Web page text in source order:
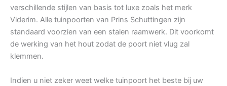
verschillende stijlen van basis tot luxe zoals het merk
Viderim. Alle tuinpoorten van Prins Schuttingen zijn
standaard voorzien van een stalen raamwerk. Dit voorkomt
de werking van het hout zodat de poort niet vlug zal
klemmen.
Indien u niet zeker weet welke tuinpoort het beste bij uw